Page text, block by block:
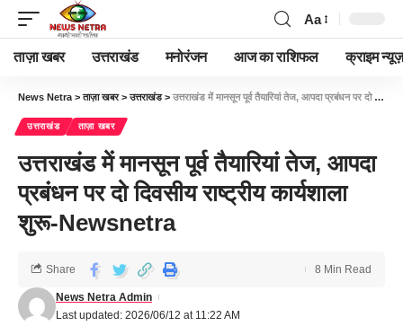
Aa
ताज़ा खबर उत्तराखंड मनोरंजन आज का राशिफल क्राइम न्यूज़
News Netra >ताज़ा खबर>उत्तराखंड> उत्तराखंड में मानसून पूर्व तैयारियां तेज, आपदा प्रबंधन पर दो दिवसीय राष्ट्रीय कार्यशाला शुरू-Newsnetra
उत्तराखंड ताज़ा खबर
उत्तराखंड में मानसून पूर्व तैयारियां तेज, आपदा
प्रबंधन पर दो दिवसीय राष्ट्रीय कार्यशाला
शुरू-Newsnetra
Last updated: 2026/06/12 at 11:22 AM
News Netra Admin
Share 8 Min Read